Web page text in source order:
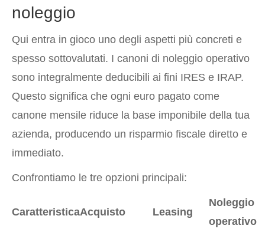
noleggio
Qui entra in gioco uno degli aspetti più concreti e
spesso sottovalutati. I canoni di noleggio operativo
sono integralmente deducibili ai fini IRES e IRAP.
Questo significa che ogni euro pagato come
canone mensile riduce la base imponibile della tua
azienda, producendo un risparmio fiscale diretto e
immediato.
Confrontiamo le tre opzioni principali:
CaratteristicaAcquisto Leasing
Noleggio
operativo